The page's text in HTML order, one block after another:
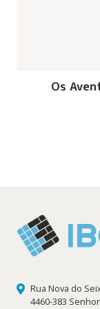
Os
Rua Nova do
4460-383